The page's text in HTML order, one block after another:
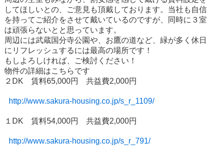
してほしいとの、ご意見も頂戴しております。当社も自信
を持ってご紹介をさせて戴いているのですが、同時に３室
は頑張らないとと思っています。
周辺には武蔵国分寺公園や、お鷹の道など、緑が多く休日
にリフレッシュするには最高の場所です！
もしよろしければ、ご検討ください！
物件の詳細はこちらです
２DK 賃料65,000円 共益費2,000円
http://www.sakura-housing.co.jp/s_r_1109/
１DK 賃料54,000円 共益費2,000円
http://www.sakura-housing.co.jp/s_r_791/